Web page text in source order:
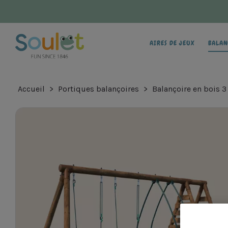
AIRES DE JEUX
Accueil Portiques balançoires Balançoire en bois 3